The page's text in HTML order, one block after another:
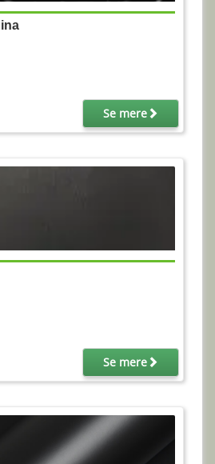
Se mere
Se mere